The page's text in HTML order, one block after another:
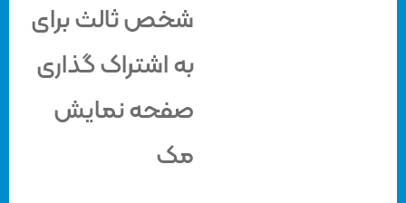
شخص ثالث برای
به اشتراک گذاری
صفحه نمایش
مک